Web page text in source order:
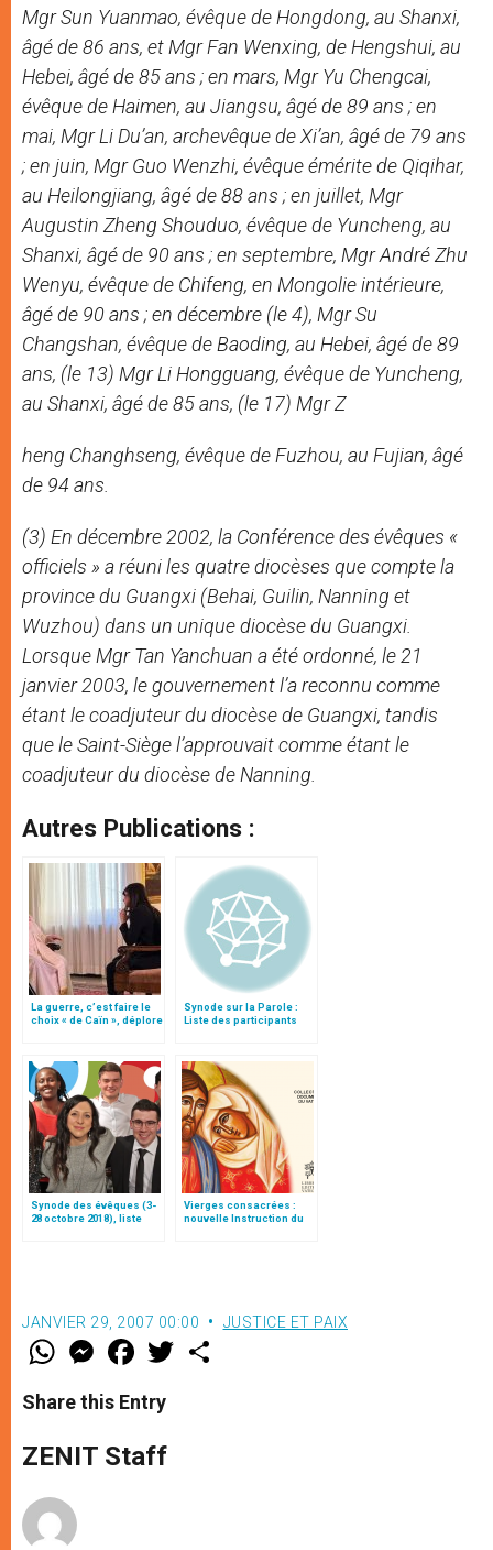
Mgr Sun Yuanmao, évêque de Hongdong, au Shanxi,
âgé de 86 ans, et Mgr Fan Wenxing, de Hengshui, au
Hebei, âgé de 85 ans ; en mars, Mgr Yu Chengcai,
évêque de Haimen, au Jiangsu, âgé de 89 ans ; en
mai, Mgr Li Du’an, archevêque de Xi’an, âgé de 79 ans
; en juin, Mgr Guo Wenzhi, évêque émérite de Qiqihar,
au Heilongjiang, âgé de 88 ans ; en juillet, Mgr
Augustin Zheng Shouduo, évêque de Yuncheng, au
Shanxi, âgé de 90 ans ; en septembre, Mgr André Zhu
Wenyu, évêque de Chifeng, en Mongolie intérieure,
âgé de 90 ans ; en décembre (le 4), Mgr Su
Changshan, évêque de Baoding, au Hebei, âgé de 89
ans, (le 13) Mgr Li Hongguang, évêque de Yuncheng,
au Shanxi, âgé de 85 ans, (le 17) Mgr Z
heng Changhseng, évêque de Fuzhou, au Fujian, âgé
de 94 ans.
(3) En décembre 2002, la Conférence des évêques «
officiels » a réuni les quatre diocèses que compte la
province du Guangxi (Behai, Guilin, Nanning et
Wuzhou) dans un unique diocèse du Guangxi.
Lorsque Mgr Tan Yanchuan a été ordonné, le 21
janvier 2003, le gouvernement l’a reconnu comme
étant le coadjuteur du diocèse de Guangxi, tandis
que le Saint-Siège l’approuvait comme étant le
coadjuteur du diocèse de Nanning.
Autres Publications :
La guerre, c’est faire le
choix « de Caïn », déplore
Synode sur la Parole :
Liste des participants
Synode des évêques (3-
28 octobre 2018), liste
Vierges consacrées :
nouvelle Instruction du
JANVIER 29, 2007 00:00 JUSTICE ET PAIX
W
t
s
p
p
M
e
s
e
g
e
F
a
e
b
o
k
w
Share this Entry
ZENIT Staff